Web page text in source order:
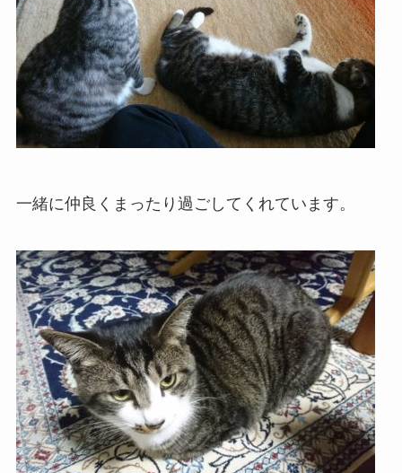
一緒に仲良くまったり過ごしてくれています。